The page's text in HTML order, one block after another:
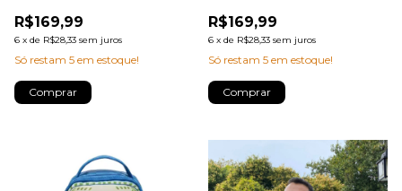
R$169,99
6 x de R$28,33 sem juros
Só restam 5 em estoque!
R$169,99
6 x de R$28,33 sem juros
Só restam 5 em estoque!